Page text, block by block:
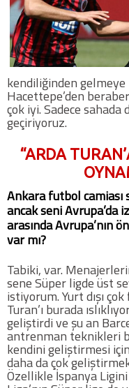
kendiliğinden gelmeye
Hacettepe’den
çok iyi. Sadece
geçiriyoruz.
“ARDA
Ankara futbol
ancak seni Avrupa’da
arasında Avrupa’nın
var mı?
Tabiki, var.
sene Süper ligde üst
istiyorum. Yurt dışı
Turan’ı burada
geliştirdi ve şu an
antrenman teknikleri
kendini geliştirmesi
daha da çok
Özellikle İspanya